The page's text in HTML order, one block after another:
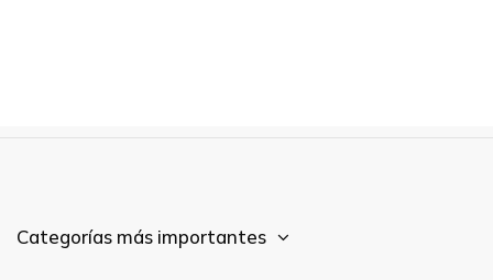
Categorías más importantes